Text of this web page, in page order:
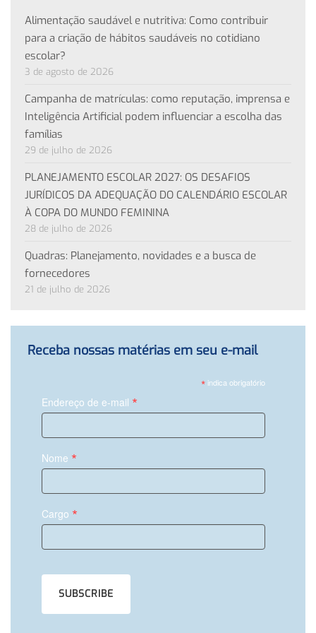
Alimentação saudável e nutritiva: Como contribuir
para a criação de hábitos saudáveis no cotidiano
escolar?
3 de agosto de 2026
Campanha de matrículas: como reputação, imprensa e
Inteligência Artificial podem influenciar a escolha das
famílias
29 de julho de 2026
PLANEJAMENTO ESCOLAR 2027: OS DESAFIOS
JURÍDICOS DA ADEQUAÇÃO DO CALENDÁRIO ESCOLAR
À COPA DO MUNDO FEMININA
28 de julho de 2026
Quadras: Planejamento, novidades e a busca de
fornecedores
21 de julho de 2026
Receba nossas matérias em seu e-mail
*indica obrigatório
Endereço de e-mail *
Nome *
Cargo *